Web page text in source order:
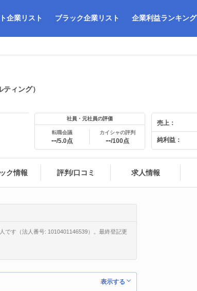
企業リスト ブラック企業リスト 企業利益ランキング
ィング）
社員・元社員の評価
転職会議
--/5.0点
カイシャの評判
--/100点
売上：
純利益：
ク情報 評判/口コミ 求人情報
です（法人番号: 1010401146539）。最終登記更
表示する